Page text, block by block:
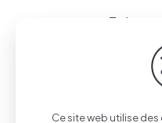
Ce site web utilise